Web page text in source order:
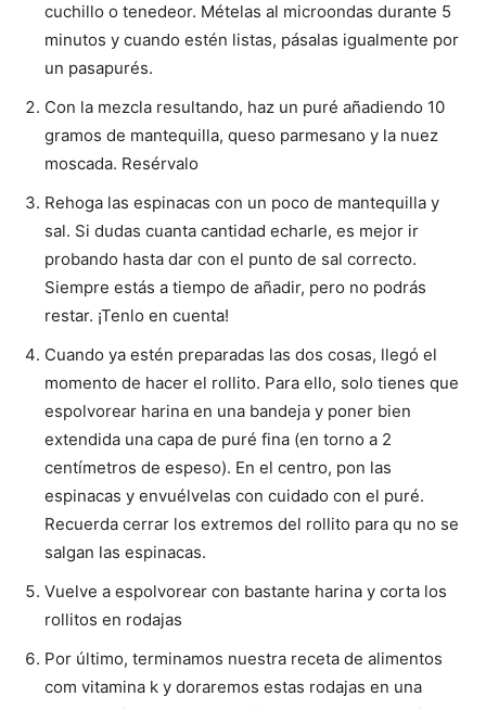
cuchillo o tenedeor. Mételas al microondas durante 5
minutos y cuando estén listas, pásalas igualmente por
un pasapurés.
Con la mezcla resultando, haz un puré añadiendo 10
gramos de mantequilla, queso parmesano y la nuez
moscada. Resérvalo
Rehoga las espinacas con un poco de mantequilla y
sal. Si dudas cuanta cantidad echarle, es mejor ir
probando hasta dar con el punto de sal correcto.
Siempre estás a tiempo de añadir, pero no podrás
restar. ¡Tenlo en cuenta!
Cuando ya estén preparadas las dos cosas, llegó el
momento de hacer el rollito. Para ello, solo tienes que
espolvorear harina en una bandeja y poner bien
extendida una capa de puré fina (en torno a 2
centímetros de espeso). En el centro, pon las
espinacas y envuélvelas con cuidado con el puré.
Recuerda cerrar los extremos del rollito para qu no se
salgan las espinacas.
Vuelve a espolvorear con bastante harina y corta los
rollitos en rodajas
Por último, terminamos nuestra receta de alimentos
com vitamina k y doraremos estas rodajas en una